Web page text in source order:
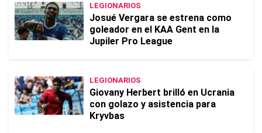
LEGIONARIOS
Josué Vergara se estrena como
goleador en el KAA Gent en la
Jupiler Pro League
LEGIONARIOS
Giovany Herbert brilló en Ucrania
con golazo y asistencia para
Kryvbas